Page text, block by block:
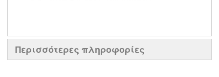
Περισσότερες πληροφορίες